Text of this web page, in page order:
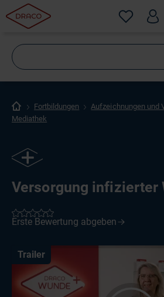
Fortbildungen Aufzeichnungen und
Mediathek
Versorgung infizierter
Trailer